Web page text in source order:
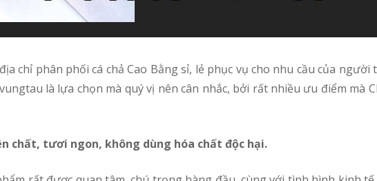
là lựa chọn mà quý vị nên cân nhắc, bởi rất nhiều ưu điểm mà
chất, tươi ngon, không dùng hóa chất độc hại.